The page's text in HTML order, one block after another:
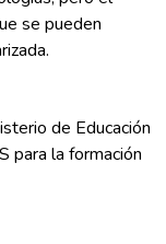
se pueden
de Educación
para la formación